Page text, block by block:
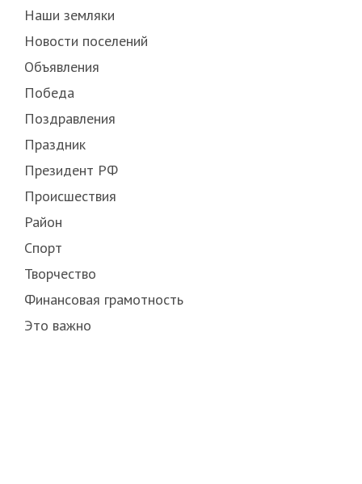
Наши земляки
Новости поселений
Объявления
Победа
Поздравления
Праздник
Президент РФ
Происшествия
Район
Спорт
Творчество
Финансовая грамотность
Это важно